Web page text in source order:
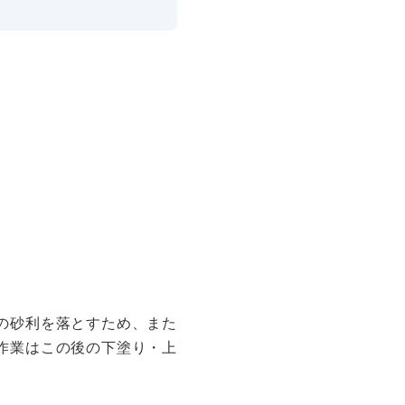
砂利を落とすため、また
業はこの後の下塗り・上